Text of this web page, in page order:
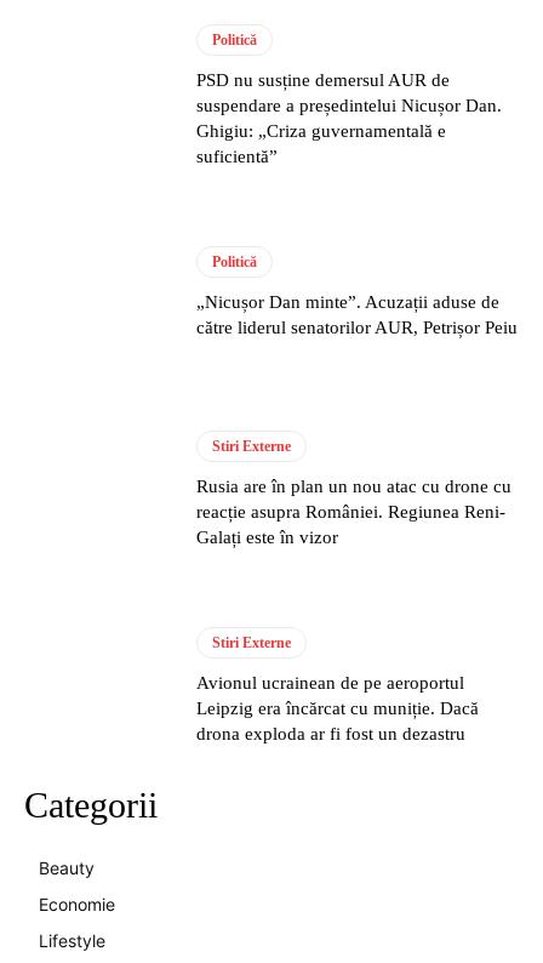
Politică
PSD nu susține demersul AUR de
suspendare a președintelui Nicușor Dan.
Ghigiu: „Criza guvernamentală e
suficientă”
Politică
„Nicușor Dan minte”. Acuzații aduse de
către liderul senatorilor AUR, Petrișor Peiu
Stiri Externe
Rusia are în plan un nou atac cu drone cu
reacție asupra României. Regiunea Reni-
Galați este în vizor
Stiri Externe
Avionul ucrainean de pe aeroportul
Leipzig era încărcat cu muniție. Dacă
drona exploda ar fi fost un dezastru
Categorii
Beauty
Economie
Lifestyle